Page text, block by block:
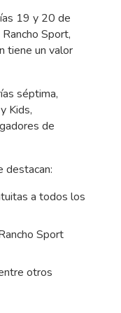
19 y 20 de
Sport,
tiene un valor
séptima,
Kids,
de
destacan:
a todos los
Sport
otros